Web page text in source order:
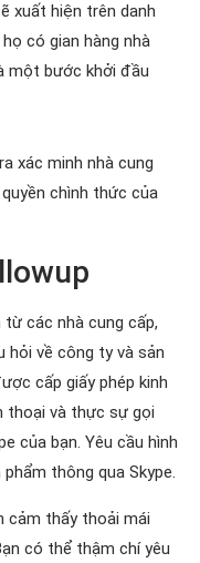
xuất hiện trên danh
có gian hàng nhà
một bước khởi đầu
xác minh nhà cung
chình thức của
các nhà cung cấp,
hỏi về công ty và sản
cấp giấy phép kinh
thoại và thực sự gọi
của bạn. Yêu cầu hình
thông qua Skype.
cảm thấy thoải mái
có thể thậm chí yêu